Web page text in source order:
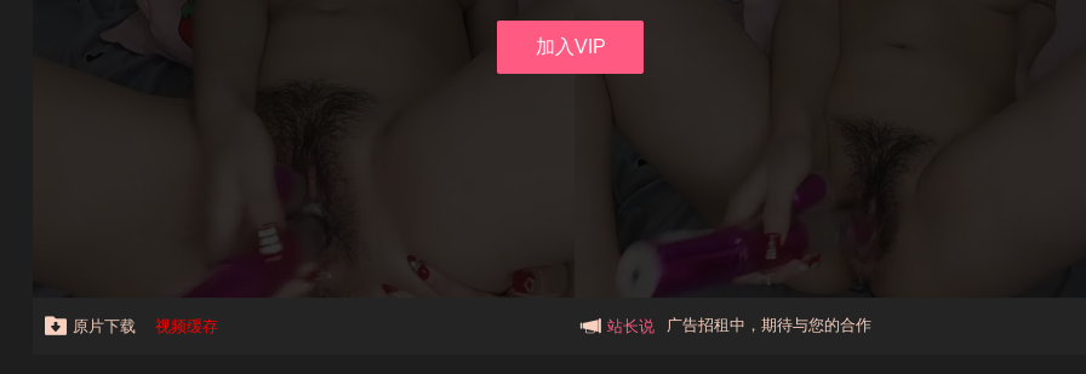
加入VIP
原片下载 视频缓存 站长说
新手报道,扫盲科普帖
广告招租中，期待与您的合作